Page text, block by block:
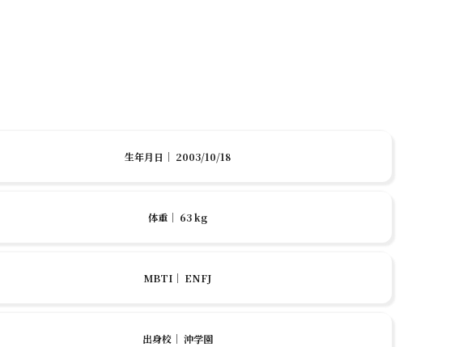
生年月日 ｜ 2003/10/18
体重｜ 63 kg
MBTI ｜ ENFJ
出身校 ｜ 沖学園